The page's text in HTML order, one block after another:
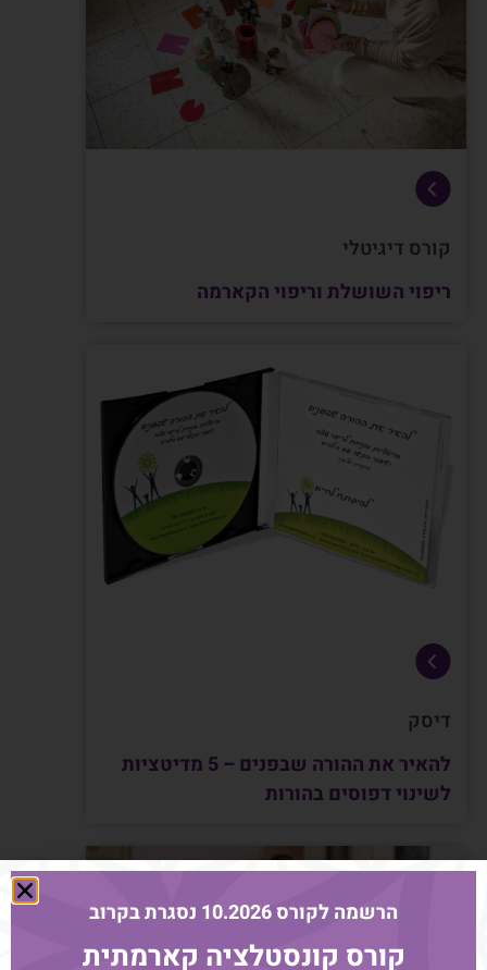
קורס דיגיטלי
ריפוי השושלת וריפוי הקארמה
דיסק
להאיר את ההורה שבפנים – 5 מדיטציות
לשינוי דפוסים בהורות
הרשמה לקורס 10.2026 נסגרת בקרוב
קורס קונסטלציה קארמתית